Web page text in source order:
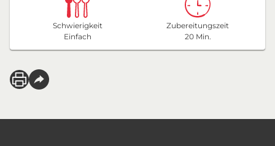
Schwierigkeit
Einfach
Zubereitungszeit
20 Min.